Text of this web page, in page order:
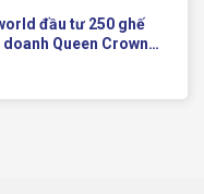
đầu tư 250 ghế
Queen Crown